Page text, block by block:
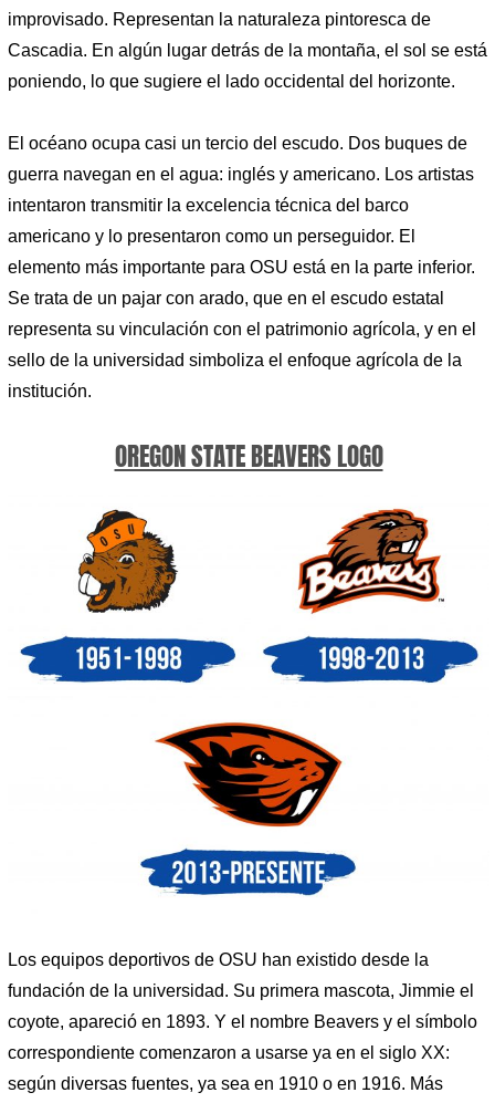
improvisado. Representan la naturaleza pintoresca de
Cascadia. En algún lugar detrás de la montaña, el sol se está
poniendo, lo que sugiere el lado occidental del horizonte.
El océano ocupa casi un tercio del escudo. Dos buques de
guerra navegan en el agua: inglés y americano. Los artistas
intentaron transmitir la excelencia técnica del barco
americano y lo presentaron como un perseguidor. El
elemento más importante para OSU está en la parte inferior.
Se trata de un pajar con arado, que en el escudo estatal
representa su vinculación con el patrimonio agrícola, y en el
sello de la universidad simboliza el enfoque agrícola de la
institución.
OREGON STATE BEAVERS LOGO
Los equipos deportivos de OSU han existido desde la
fundación de la universidad. Su primera mascota, Jimmie el
coyote, apareció en 1893. Y el nombre Beavers y el símbolo
correspondiente comenzaron a usarse ya en el siglo XX:
según diversas fuentes, ya sea en 1910 o en 1916. Más